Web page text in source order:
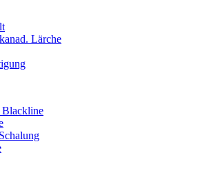
Lärche
Blackline